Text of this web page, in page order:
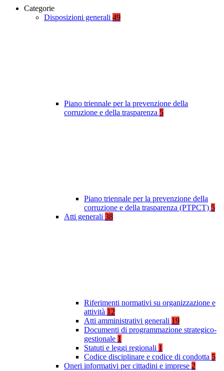
Categorie
Disposizioni generali 49
Piano triennale per la prevenzione della
corruzione e della trasparenza 5
Piano triennale per la prevenzione della
corruzione e della trasparenza (PTPCT) 5
Atti generali 38
Riferimenti normativi su organizzazione e
attività 12
Atti amministrativi generali 19
Documenti di programmazione strategico-
gestionale 1
Statuti e leggi regionali 1
Codice disciplinare e codice di condotta 5
Oneri informativi per cittadini e imprese 2